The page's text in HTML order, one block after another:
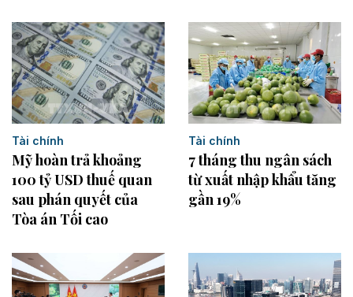
Tài chính
Mỹ hoàn trả khoảng
100 tỷ USD thuế quan
sau phán quyết của
Tòa án Tối cao
Tài chính
7 tháng thu ngân sách
từ xuất nhập khẩu tăng
gần 19%